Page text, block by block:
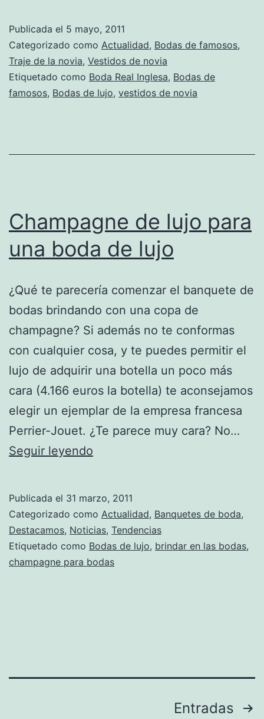
Publicada el 5 mayo, 2011
Categorizado como Actualidad, Bodas de famosos,
Traje de la novia, Vestidos de novia
Etiquetado como Boda Real Inglesa, Bodas de
famosos, Bodas de lujo, vestidos de novia
Champagne de lujo para
una boda de lujo
¿Qué te parecería comenzar el banquete de
bodas brindando con una copa de
champagne? Si además no te conformas
con cualquier cosa, y te puedes permitir el
lujo de adquirir una botella un poco más
cara (4.166 euros la botella) te aconsejamos
elegir un ejemplar de la empresa francesa
Perrier-Jouet. ¿Te parece muy cara? No…
Seguir leyendo
para
una
boda
de
Publicada el 31 marzo, 2011
Categorizado como Actualidad, Banquetes de boda,
Destacamos, Noticias, Tendencias
Etiquetado como Bodas de lujo, brindar en las bodas,
champagne para bodas
Entradas